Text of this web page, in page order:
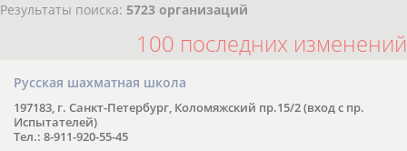
Результаты поиска: 5723 организаций
100 последних изменений
Русская шахматная школа
197183, г. Санкт-Петербург, Коломяжский пр.15/2 (вход с пр.
Испытателей)
Тел.: 8-911-920-55-45